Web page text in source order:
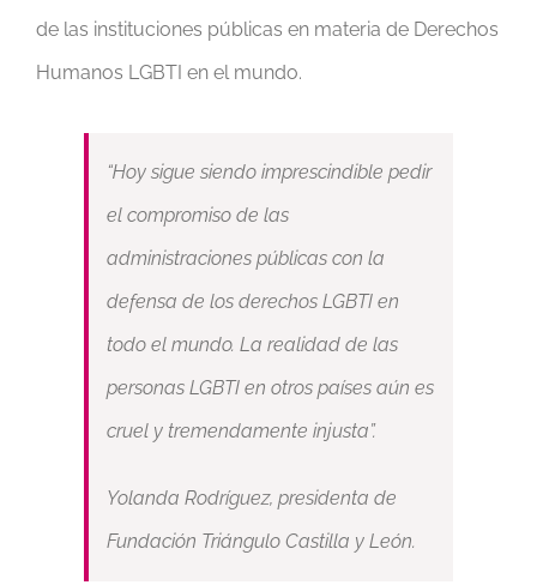
de las instituciones públicas en materia de Derechos
Humanos LGBTI en el mundo.
“Hoy sigue siendo imprescindible pedir
el compromiso de las
administraciones públicas con la
defensa de los derechos LGBTI en
todo el mundo. La realidad de las
personas LGBTI en otros países aún es
cruel y tremendamente injusta”.
Yolanda Rodríguez, presidenta de
Fundación Triángulo Castilla y León.